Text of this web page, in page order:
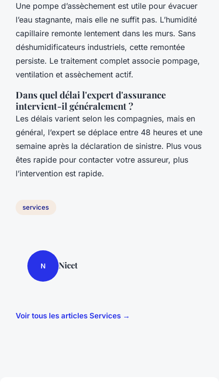
Une pompe d’assèchement est utile pour évacuer
l’eau stagnante, mais elle ne suffit pas. L’humidité
capillaire remonte lentement dans les murs. Sans
déshumidificateurs industriels, cette remontée
persiste. Le traitement complet associe pompage,
ventilation et assèchement actif.
Dans quel délai l'expert d'assurance
intervient-il généralement ?
Les délais varient selon les compagnies, mais en
général, l’expert se déplace entre 48 heures et une
semaine après la déclaration de sinistre. Plus vous
êtes rapide pour contacter votre assureur, plus
l’intervention est rapide.
services
N Nicet
Voir tous les articles Services →